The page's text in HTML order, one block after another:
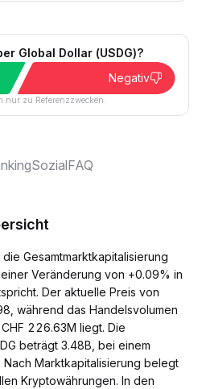
Global Dollar (USDG)?
Negativ
nur zu Referenzzwecken.
SozialFAQ
Gesamtmarktkapitalisierung
Veränderung von +0.09% in
Der aktuelle Preis von
während das Handelsvolumen
226.63M liegt. Die
beträgt 3.48B, bei einem
Marktkapitalisierung belegt
Kryptowährungen. In den